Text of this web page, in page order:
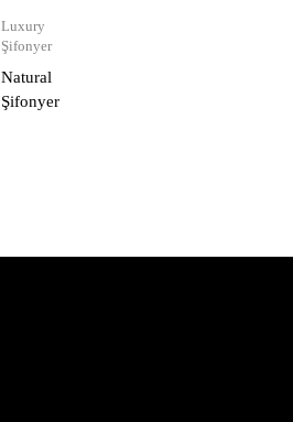
Luxury
Şifonyer
Natural
Şifonyer